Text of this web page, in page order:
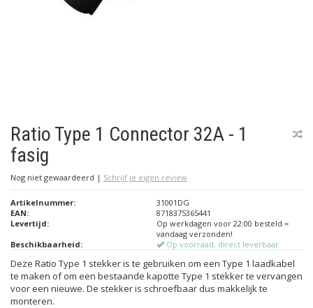
Ratio Type 1 Connector 32A - 1
fasig
Nog niet gewaardeerd | Schrijf je eigen review
Artikelnummer:
31001DG
EAN:
8718375365441
Levertijd:
Op werkdagen voor 22:00 besteld =
vandaag verzonden!
Beschikbaarheid:
Op voorraad, direct leverbaar
Deze Ratio Type 1 stekker is te gebruiken om een Type 1 laadkabel
te maken of om een bestaande kapotte Type 1 stekker te vervangen
voor een nieuwe. De stekker is schroefbaar dus makkelijk te
monteren.